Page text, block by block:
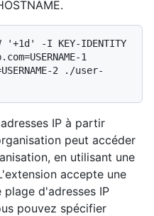
-I KEY-IDENTITY
1
2 ./user-
IP à partir
peut accéder
en utilisant une
accepte une
plage d'adresses IP
pouvez spécifier